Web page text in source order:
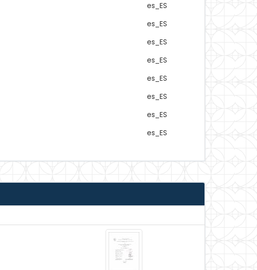
es_ES
es_ES
es_ES
es_ES
es_ES
es_ES
es_ES
es_ES